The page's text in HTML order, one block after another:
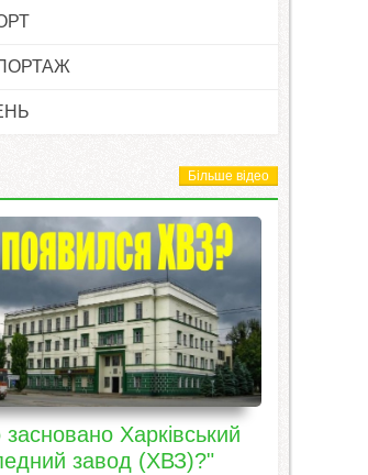
Більше відео
Харківський
завод (ХВЗ)?"